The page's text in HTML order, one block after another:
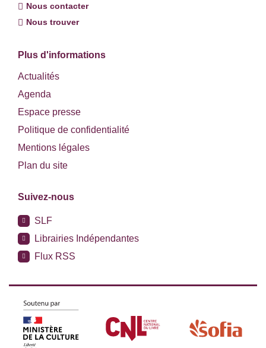
Nous contacter
Nous trouver
Plus d'informations
Actualités
Agenda
Espace presse
Politique de confidentialité
Mentions légales
Plan du site
Suivez-nous
SLF
Librairies Indépendantes
Flux RSS